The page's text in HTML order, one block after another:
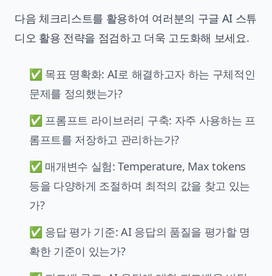
다음 체크리스트를 활용하여 여러분의 구글 AI 스튜
디오 활용 전략을 점검하고 더욱 고도화해 보세요.
✅ 목표 명확화: AI로 해결하고자 하는 구체적인
문제를 정의했는가?
✅ 프롬프트 라이브러리 구축: 자주 사용하는 프
롬프트를 저장하고 관리하는가?
✅ 매개변수 실험: Temperature, Max tokens
등을 다양하게 조절하며 최적의 값을 찾고 있는
가?
✅ 응답 평가 기준: AI 응답의 품질을 평가할 명
확한 기준이 있는가?